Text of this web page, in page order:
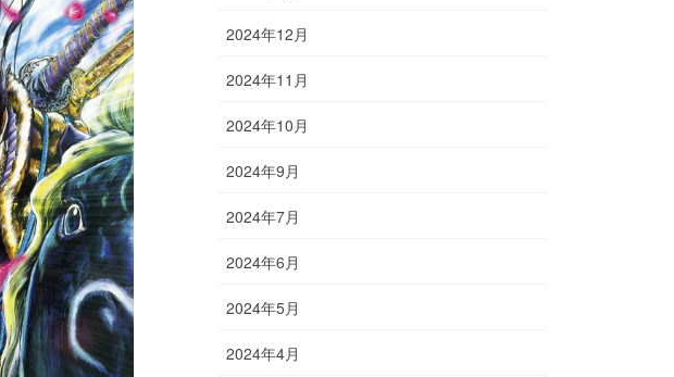
2024年12月
2024年11月
2024年10月
2024年9月
2024年7月
2024年6月
2024年5月
2024年4月